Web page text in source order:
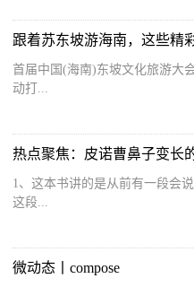
跟着苏东坡游海南，这些精
首届中国(海南)东坡文化旅游大
动打...
热点聚焦：皮诺曹鼻子变长
1、这本书讲的是从前有一段会
这段...
微动态丨compose